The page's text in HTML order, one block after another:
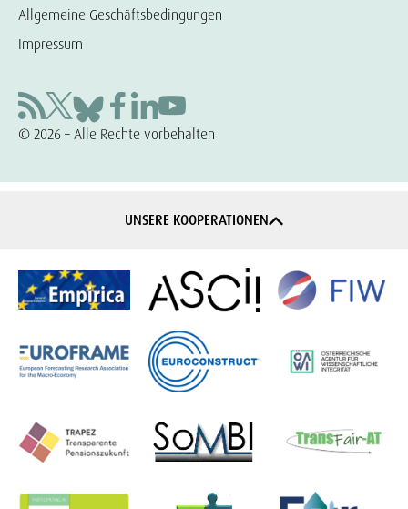
Allgemeine Geschäftsbedingungen
Impressum
© 2026 – Alle Rechte vorbehalten
UNSERE KOOPERATIONEN